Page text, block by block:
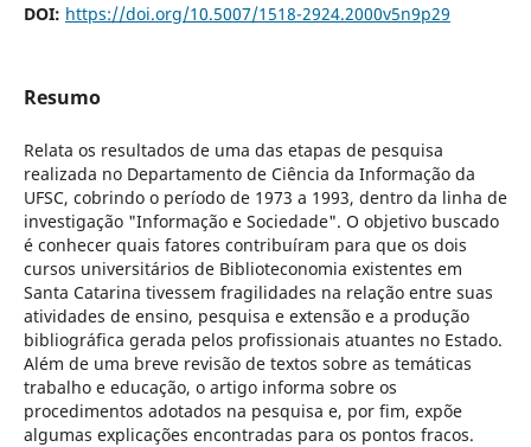
DOI: https://doi.org/10.5007/1518-2924.2000v5n9p29
Resumo
Relata os resultados de uma das etapas de pesquisa
realizada no Departamento de Ciência da Informação da
UFSC, cobrindo o período de 1973 a 1993, dentro da linha de
investigação "Informação e Sociedade". O objetivo buscado
é conhecer quais fatores contribuíram para que os dois
cursos universitários de Biblioteconomia existentes em
Santa Catarina tivessem fragilidades na relação entre suas
atividades de ensino, pesquisa e extensão e a produção
bibliográfica gerada pelos profissionais atuantes no Estado.
Além de uma breve revisão de textos sobre as temáticas
trabalho e educação, o artigo informa sobre os
procedimentos adotados na pesquisa e, por fim, expõe
algumas explicações encontradas para os pontos fracos.